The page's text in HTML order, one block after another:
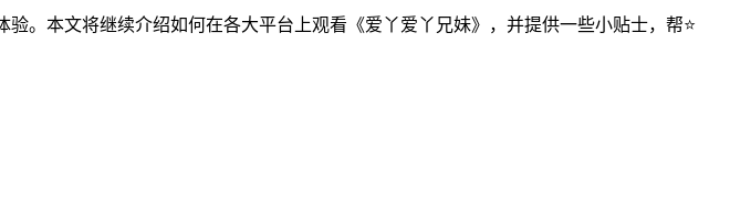
。本文将继续介绍如何在各大平台上观看《爱丫爱丫兄妹》，并提供一些小贴士，帮⭐